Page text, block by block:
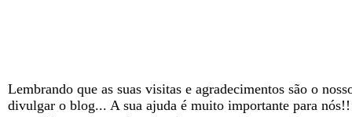
Lembrando que as suas visitas e agradecimentos são o
divulgar o blog... A sua ajuda é muito importante para nós!!